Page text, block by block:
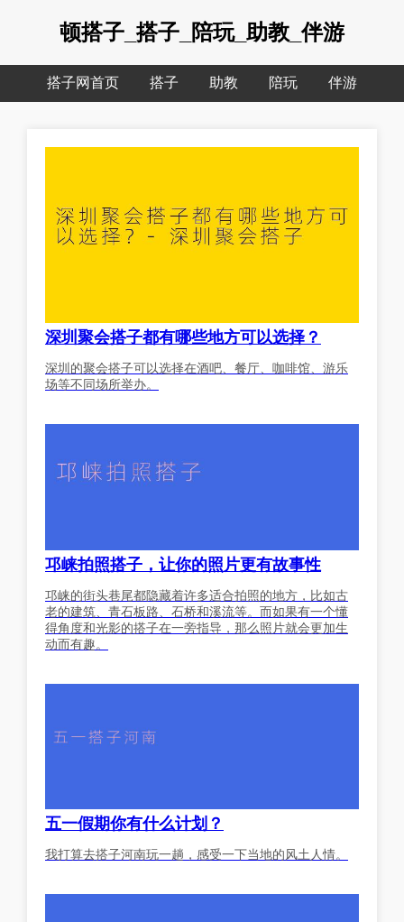
顿搭子_搭子_陪玩_助教_伴游
搭子网首页 搭子 助教 陪玩 伴游
深圳聚会搭子都有哪些地方可以选择？
深圳的聚会搭子可以选择在酒吧、餐厅、咖啡馆、游乐
场等不同场所举办。
邛崃拍照搭子，让你的照片更有故事性
邛崃的街头巷尾都隐藏着许多适合拍照的地方，比如古
老的建筑、青石板路、石桥和溪流等。而如果有一个懂
得角度和光影的搭子在一旁指导，那么照片就会更加生
动而有趣。
五一假期你有什么计划？
我打算去搭子河南玩一趟，感受一下当地的风土人情。